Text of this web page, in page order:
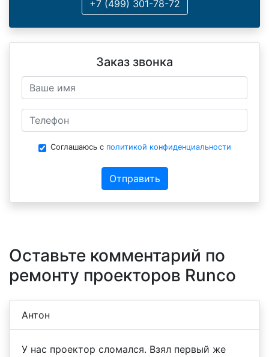
+7 (499) 301-78-72
Заказ звонка
Соглашаюсь с политикой конфиденциальности
Отправить
Оставьте комментарий по
ремонту проекторов Runco
Антон
У нас проектор сломался. Взял первый же